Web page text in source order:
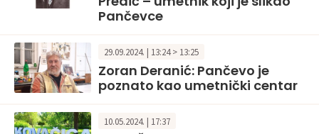
Pančevce
29.09.2024. | 13:24 > 13:25
Zoran Deranić: Pančevo je
poznato kao umetnički centar
10.05.2024. | 17:37